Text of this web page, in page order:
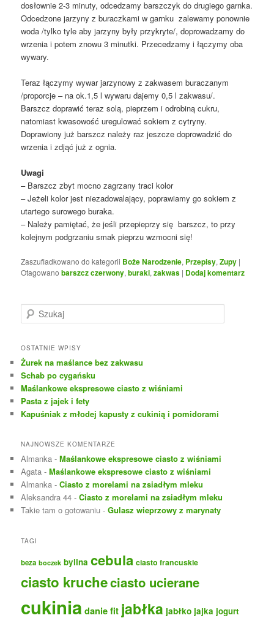
dosłownie 2-3 minuty, odcedzamy barszczyk do drugiego garnka.
Odcedzone jarzyny z buraczkami w garnku zalewamy ponownie
woda /tylko tyle aby jarzyny były przykryte/, doprowadzamy do
wrzenia i potem znowu 3 minutki. Przecedzamy i łączymy oba
wywary.
Teraz łączymy wywar jarzynowy z zakwasem buraczanym
/proporcje – na ok.1,5 l wywaru dajemy 0,5 l zakwasu/.
Barszcz doprawić teraz solą, pieprzem i odrobiną cukru,
natomiast kwasowość uregulować sokiem z cytryny.
Doprawiony już barszcz należy raz jeszcze doprowadzić do
wrzenia i zdjąć już z ognia.
Uwagi
– Barszcz zbyt mocno zagrzany traci kolor
– Jeżeli kolor jest niezadowalający, poprawiamy go sokiem z
utartego surowego buraka.
– Należy pamiętać, że jeśli przepieprzy się barszcz, to przy
kolejnym podgrzaniu smak pieprzu wzmocni się!
Zaszufladkowano do kategorii Boże Narodzenie, Przepisy,Zupy |
Otagowano barszcz czerwony,buraki,zakwas | Dodaj komentarz
z
k
a
j
OSTATNIE WPISY
Żurek na maślance bez zakwasu
Schab po cygańsku
Maślankowe ekspresowe ciasto z wiśniami
Pasta z jajek i fety
Kapuśniak z młodej kapusty z cukinią i pomidorami
NAJNOWSZE KOMENTARZE
Almanka -Maślankowe ekspresowe ciasto z wiśniami
Agata -Maślankowe ekspresowe ciasto z wiśniami
Almanka -Ciasto z morelami na zsiadłym mleku
Aleksandra 44 -Ciasto z morelami na zsiadłym mleku
Takie tam o gotowaniu -Gulasz wieprzowy z marynaty
TAGI
beza boczek bylina cebula ciasto francuskie
ciasto krucheciasto ucierane
cukiniadanie fit jabłka jabłko jajka jogurt